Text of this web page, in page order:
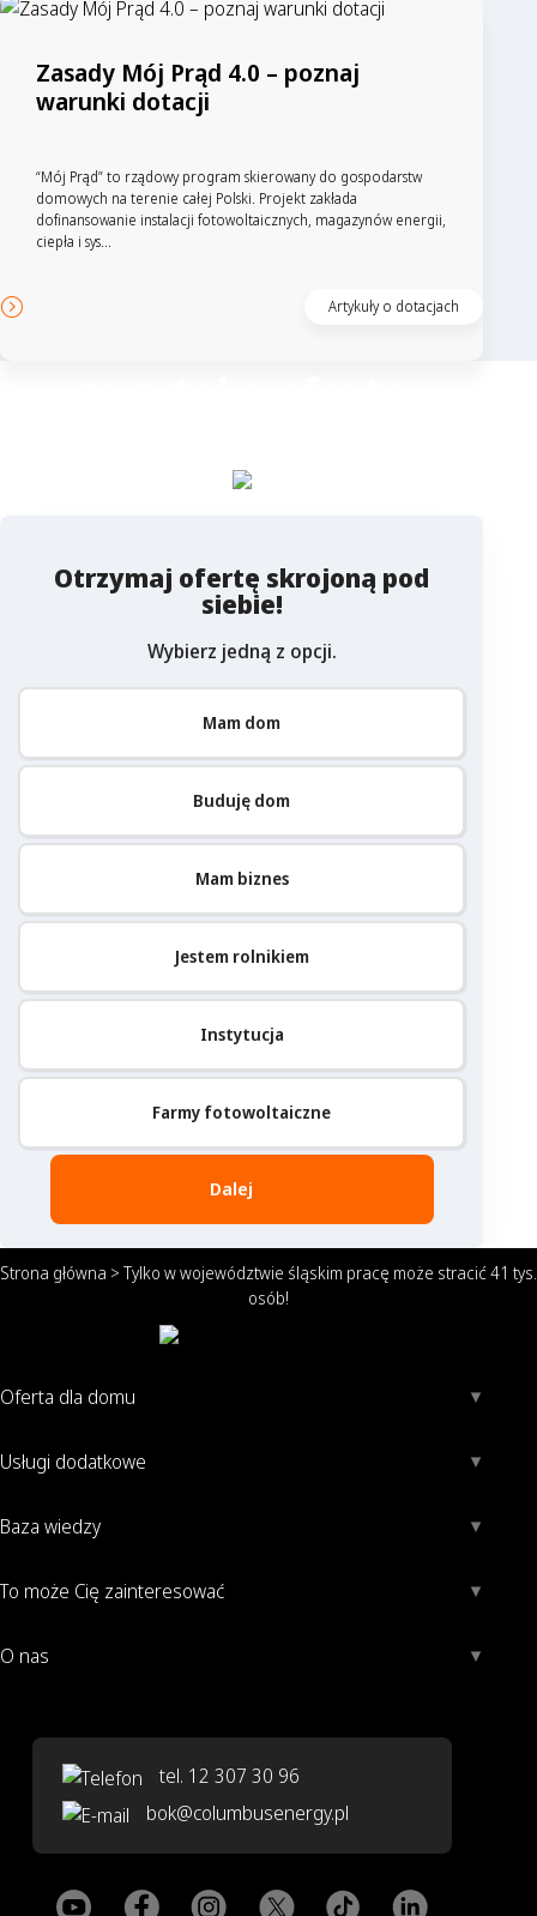
Zasady Mój Prąd 4.0 – poznaj
warunki dotacji
“Mój Prąd” to rządowy program skierowany do gospodarstw
domowych na terenie całej Polski. Projekt zakłada
dofinansowanie instalacji fotowoltaicznych, magazynów energii,
ciepła i sys...
Artykuły o dotacjach
Otrzymaj ofertę skrojoną pod
siebie!
Wybierz jedną z opcji.
Mam dom
Buduję dom
Mam biznes
Jestem rolnikiem
Instytucja
Farmy fotowoltaiczne
Dalej
Strona główna > Tylko w województwie śląskim pracę może stracić 41 tys.
osób!
Oferta dla domu
Usługi dodatkowe
Baza wiedzy
To może Cię zainteresować
O nas
tel. 12 307 30 96
bok@columbusenergy.pl